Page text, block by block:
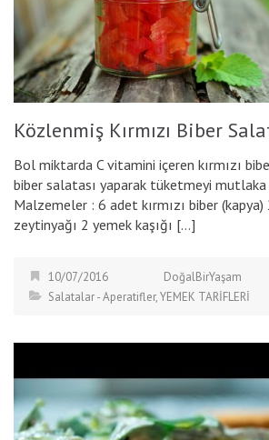
Közlenmiş Kırmızı Biber
Bol miktarda C vitamini içeren kırmızı
biber salatası yaparak tüketmeyi mutlaka
Malzemeler : 6 adet kırmızı biber (kapya)
zeytinyağı 2 yemek kaşığı […]
10/07/2016
DoğalBirYaşam
Salatalar - Aperatifler,YEMEK TARİFLERİ